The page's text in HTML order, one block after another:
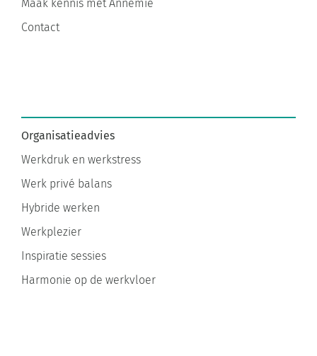
Organisatieadvies
Werkdruk en werkstress
Hybride werken
Werkplezier
Inspiratie sessies
Harmonie op de werkvloer